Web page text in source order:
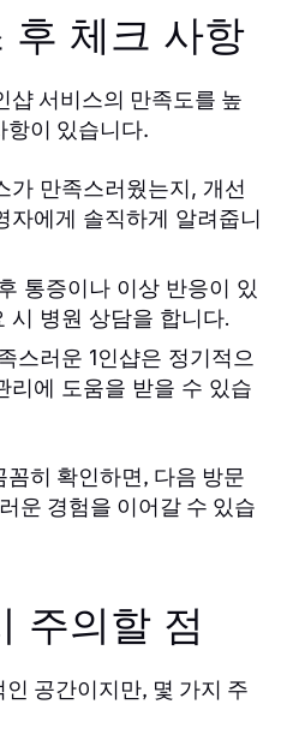
후 체크 사항
샵 서비스의 만족도를 높
항이 있습니다.
가 만족스러웠는지, 개선
자에게 솔직하게 알려줍니
통증이나 이상 반응이 있
시 병원 상담을 합니다.
스러운 1인샵은 정기적으
리에 도움을 받을 수 있습
히 확인하면, 다음 방문
운 경험을 이어갈 수 있습
주의할 점
공간이지만, 몇 가지 주